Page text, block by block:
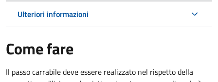
Ulteriori informazioni
Come fare
Il passo carrabile deve essere realizzato nel rispetto della